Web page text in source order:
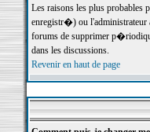
Les raisons les plus
enregistr�) ou l'administrateur
forums de supprimer
dans les discussions.
Revenir en haut de page